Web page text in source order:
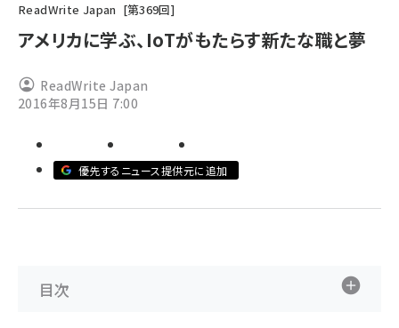
加藤銘のチーム貢献～仲間と築いた勝利の絆～ (2329)
北海道をのんびり旅する晴山佳須夫のヒント集！ (2050)
genai (1494)
ReadWrite Japan 第369回
アメリカに学ぶ、IoTがもたらす新たな職と夢
ReadWrite Japan
2016年8月15日 7:00
優先するニュース提供元に追加
目次